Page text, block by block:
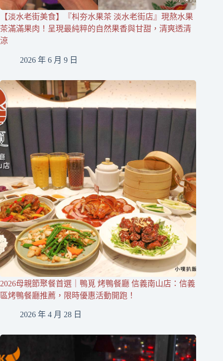
【淡水老街美食】『朻夯水果茶 淡水老街店』現熬水果
茶滿滿果肉！呈現最純粹的自然果香與甘甜，清爽透清
涼
2026 年 6 月 9 日
2026母親節聚餐首選｜鴨覓 烤鴨餐廳 信義南山店：信義
區烤鴨餐廳推薦，限時優惠活動開跑！
2026 年 4 月 28 日